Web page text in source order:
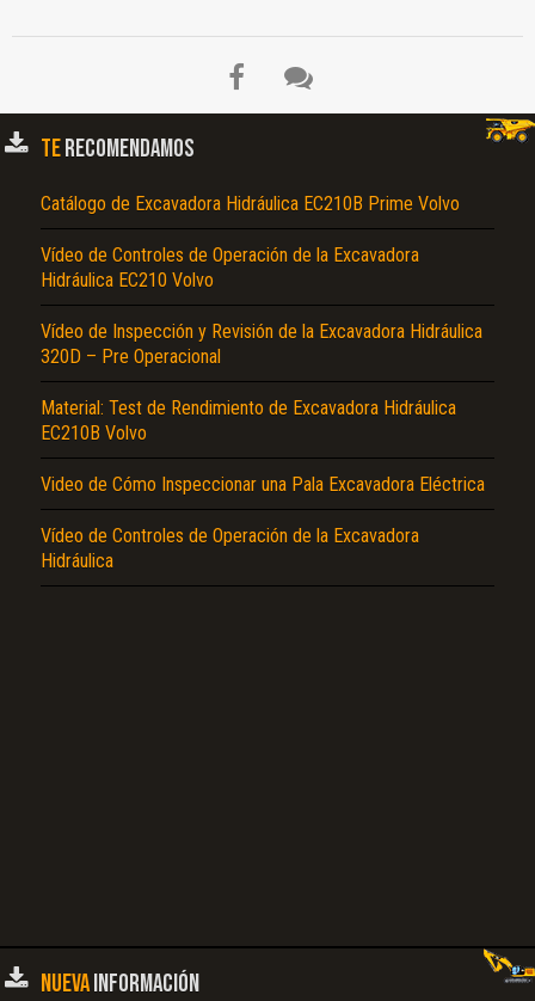
TERECOMENDAMOS
Catálogo de Excavadora Hidráulica EC210B Prime Volvo
Vídeo de Controles de Operación de la Excavadora
Hidráulica EC210 Volvo
Vídeo de Inspección y Revisión de la Excavadora Hidráulica
320D – Pre Operacional
Material: Test de Rendimiento de Excavadora Hidráulica
EC210B Volvo
Video de Cómo Inspeccionar una Pala Excavadora Eléctrica
Vídeo de Controles de Operación de la Excavadora
Hidráulica
NUEVAINFORMACIÓN